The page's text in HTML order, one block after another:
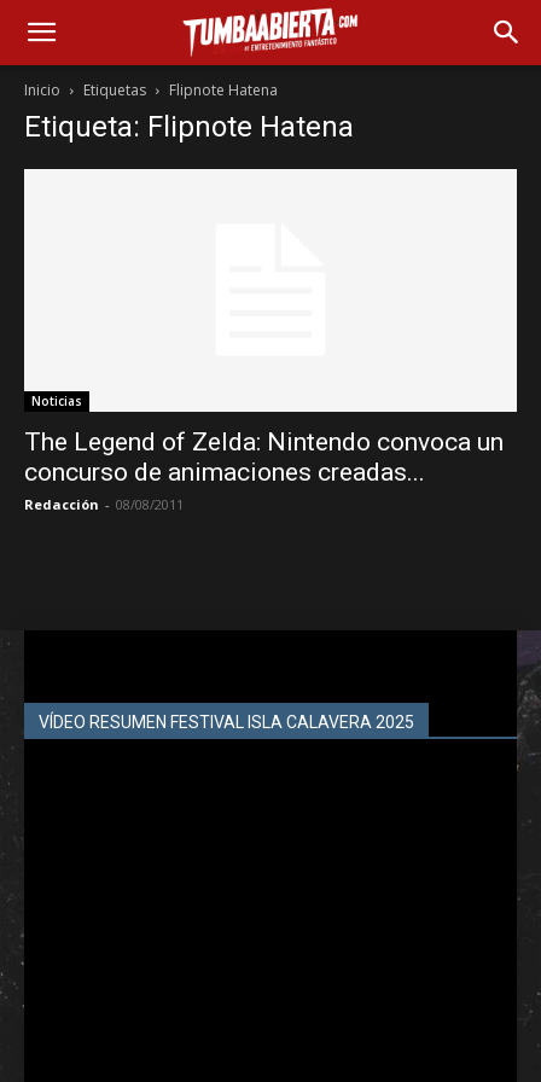
Inicio Etiquetas Flipnote Hatena
Etiqueta: Flipnote Hatena
Noticias
The Legend of Zelda: Nintendo convoca un
concurso de animaciones creadas...
Redacción - 08/08/2011
VÍDEO RESUMEN FESTIVAL ISLA CALAVERA 2025